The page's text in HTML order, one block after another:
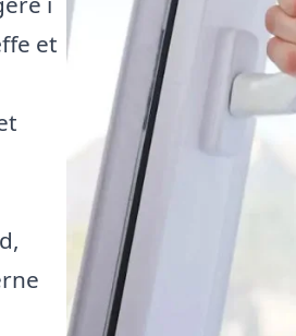
et